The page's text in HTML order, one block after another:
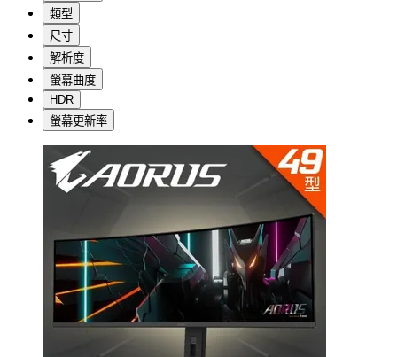
類型
尺寸
解析度
螢幕曲度
HDR
螢幕更新率